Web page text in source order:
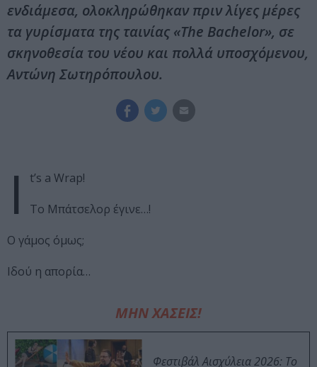
ενδιάμεσα, ολοκληρώθηκαν πριν λίγες μέρες
τα γυρίσματα της ταινίας «The Bachelor», σε
σκηνοθεσία του νέου και πολλά υποσχόμενου,
Αντώνη Σωτηρόπουλου.
I
t’s a Wrap!
Το Μπάτσελορ έγινε…!
Ο γάμος όμως;
Ιδού η απορία…
ΜΗΝ ΧΑΣΕΙΣ!
Φεστιβάλ Αισχύλεια 2026: Το